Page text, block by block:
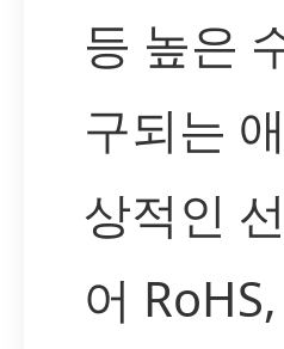
등 높은
구되는
상적인
어